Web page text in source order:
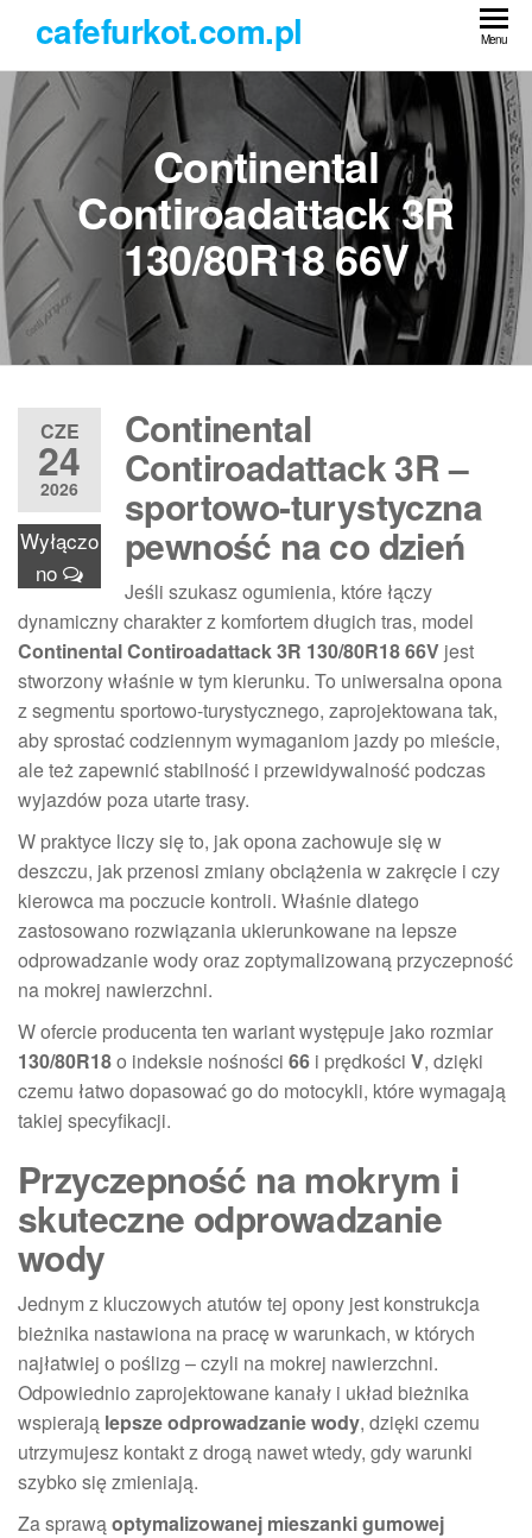
treści
cafefurkot.com.pl Menu
Continental
Contiroadattack 3R
130/80R18 66V
CZE
24
2026
Wyłączo
no
Continental
Contiroadattack 3R –
sportowo-turystyczna
pewność na co dzień
Jeśli szukasz ogumienia, które łączy
dynamiczny charakter z komfortem długich tras, model
Continental Contiroadattack 3R 130/80R18 66V jest
stworzony właśnie w tym kierunku. To uniwersalna opona
z segmentu sportowo-turystycznego, zaprojektowana tak,
aby sprostać codziennym wymaganiom jazdy po mieście,
ale też zapewnić stabilność i przewidywalność podczas
wyjazdów poza utarte trasy.
W praktyce liczy się to, jak opona zachowuje się w
deszczu, jak przenosi zmiany obciążenia w zakręcie i czy
kierowca ma poczucie kontroli. Właśnie dlatego
zastosowano rozwiązania ukierunkowane na lepsze
odprowadzanie wody oraz zoptymalizowaną przyczepność
na mokrej nawierzchni.
W ofercie producenta ten wariant występuje jako rozmiar
130/80R18o indeksie nośności 66 i prędkości V, dzięki
czemu łatwo dopasować go do motocykli, które wymagają
takiej specyfikacji.
Przyczepność na mokrym i
skuteczne odprowadzanie
wody
Jednym z kluczowych atutów tej opony jest konstrukcja
bieżnika nastawiona na pracę w warunkach, w których
najłatwiej o poślizg – czyli na mokrej nawierzchni.
Odpowiednio zaprojektowane kanały i układ bieżnika
wspierają lepsze odprowadzanie wody, dzięki czemu
utrzymujesz kontakt z drogą nawet wtedy, gdy warunki
szybko się zmieniają.
Za sprawąoptymalizowanej mieszanki gumowej